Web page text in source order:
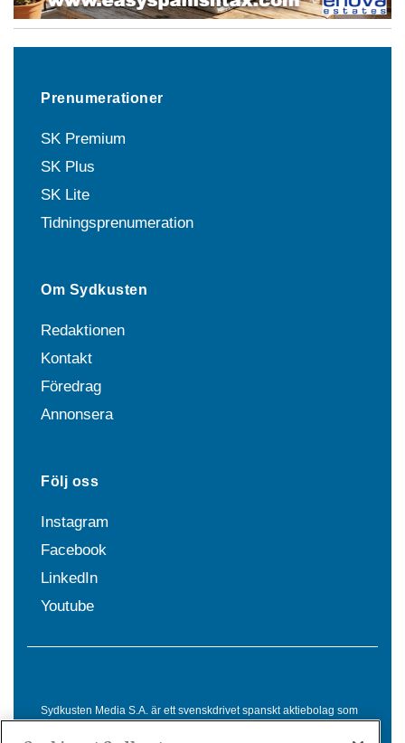
Prenumerationer
SK Premium
SK Plus
SK Lite
Tidningsprenumeration
Om Sydkusten
Redaktionen
Kontakt
Föredrag
Annonsera
Följ oss
Instagram
Facebook
LinkedIn
Youtube
Sydkusten Media S.A. är ett svenskdrivet spanskt aktiebolag som